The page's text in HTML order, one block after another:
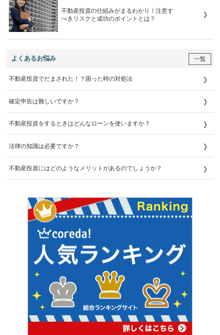
不動産投資の仕組みがまるわかり！注意す
べきリスクと成功のポイントとは？
よくあるお悩み 一覧
不動産投資でだまされた！？困った時の対処法
確定申告は難しいですか？
不動産投資をするときはどんなローンを使いますか？
法律の知識は必要ですか？
不動産投資にはどのようなメリットがあるのでしょうか？